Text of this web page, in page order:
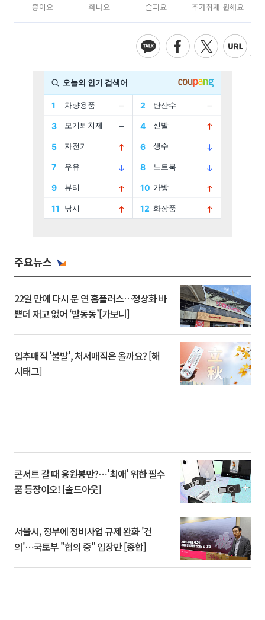
좋아요 화나요 슬퍼요 추가취재 원해요
주요뉴스
22일 만에 다시 문 연 홈플러스…정상화 바
쁜데 재고 없어 ‘발동동’[가보니]
입추매직 '불발', 처서매직은 올까요? [해
시태그]
콘서트 갈 때 응원봉만?⋯'최애' 위한 필수
품 등장이오! [솔드아웃]
서울시, 정부에 정비사업 규제 완화 '건
의'⋯국토부 "협의 중" 입장만 [종합]